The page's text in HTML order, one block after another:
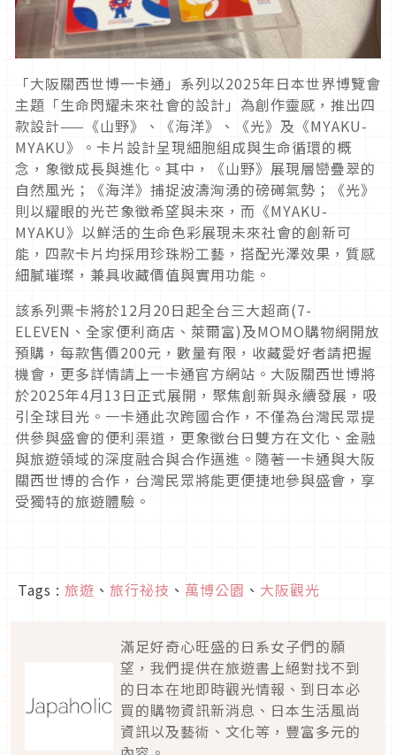
「大阪關西世博一卡通」系列以2025年日本世界博覽會
主題「生命閃耀未來社會的設計」為創作靈感，推出四
款設計——《山野》、《海洋》、《光》及《MYAKU-
MYAKU》。卡片設計呈現細胞組成與生命循環的概
念，象徵成長與進化。其中，《山野》展現層巒疊翠的
自然風光；《海洋》捕捉波濤洶湧的磅礡氣勢；《光》
則以耀眼的光芒象徵希望與未來，而《MYAKU-
MYAKU》以鮮活的生命色彩展現未來社會的創新可
能，四款卡片均採用珍珠粉工藝，搭配光澤效果，質感
細膩璀璨，兼具收藏價值與實用功能。
該系列票卡將於12月20日起全台三大超商(7-
ELEVEN、全家便利商店、萊爾富)及MOMO購物網開放
預購，每款售價200元，數量有限，收藏愛好者請把握
機會，更多詳情請上一卡通官方網站。大阪關西世博將
於2025年4月13日正式展開，聚焦創新與永續發展，吸
引全球目光。一卡通此次跨國合作，不僅為台灣民眾提
供參與盛會的便利渠道，更象徵台日雙方在文化、金融
與旅遊領域的深度融合與合作邁進。隨著一卡通與大阪
關西世博的合作，台灣民眾將能更便捷地參與盛會，享
受獨特的旅遊體驗。
Tags : 旅遊 、 旅行祕技 、 萬博公園 、 大阪觀光
滿足好奇心旺盛的日系女子們的願
望，我們提供在旅遊書上絕對找不到
的日本在地即時觀光情報、到日本必
買的購物資訊新消息、日本生活風尚
資訊以及藝術、文化等，豐富多元的